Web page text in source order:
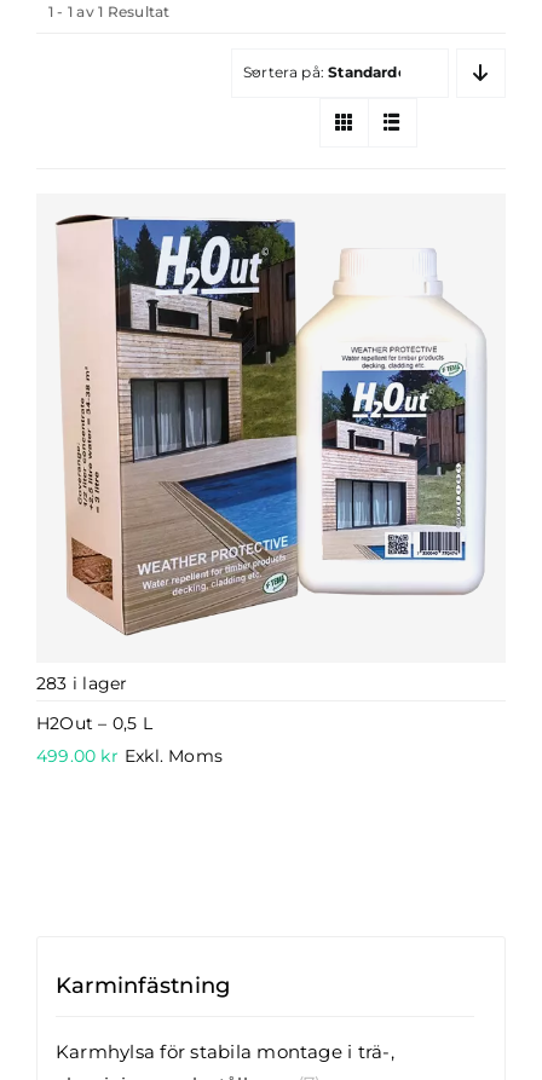
1 - 1 av 1 Resultat
Sortera på:Standardordning
283 i lager
H2Out – 0,5 L
499.00 kr Exkl. Moms
Karminfästning
Karmhylsa för stabila montage i trä-,